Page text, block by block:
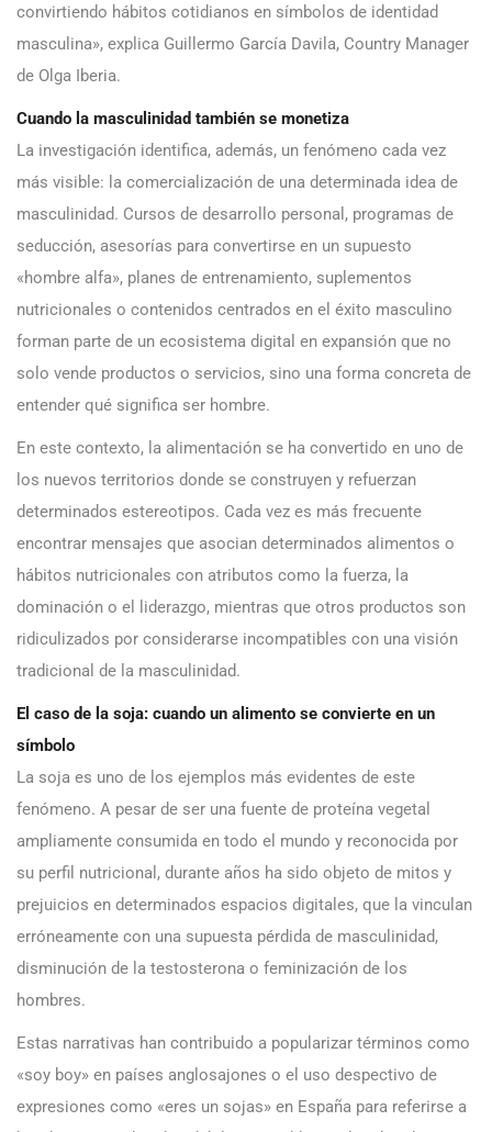
convirtiendo hábitos cotidianos en símbolos de identidad
masculina», explica Guillermo García Davila, Country Manager
de Olga Iberia.
Cuando la masculinidad también se monetiza
La investigación identifica, además, un fenómeno cada vez
más visible: la comercialización de una determinada idea de
masculinidad. Cursos de desarrollo personal, programas de
seducción, asesorías para convertirse en un supuesto
«hombre alfa», planes de entrenamiento, suplementos
nutricionales o contenidos centrados en el éxito masculino
forman parte de un ecosistema digital en expansión que no
solo vende productos o servicios, sino una forma concreta de
entender qué significa ser hombre.
En este contexto, la alimentación se ha convertido en uno de
los nuevos territorios donde se construyen y refuerzan
determinados estereotipos. Cada vez es más frecuente
encontrar mensajes que asocian determinados alimentos o
hábitos nutricionales con atributos como la fuerza, la
dominación o el liderazgo, mientras que otros productos son
ridiculizados por considerarse incompatibles con una visión
tradicional de la masculinidad.
El caso de la soja: cuando un alimento se convierte en un
símbolo
La soja es uno de los ejemplos más evidentes de este
fenómeno. A pesar de ser una fuente de proteína vegetal
ampliamente consumida en todo el mundo y reconocida por
su perfil nutricional, durante años ha sido objeto de mitos y
prejuicios en determinados espacios digitales, que la vinculan
erróneamente con una supuesta pérdida de masculinidad,
disminución de la testosterona o feminización de los
hombres.
Estas narrativas han contribuido a popularizar términos como
«soy boy» en países anglosajones o el uso despectivo de
expresiones como «eres un sojas» en España para referirse a